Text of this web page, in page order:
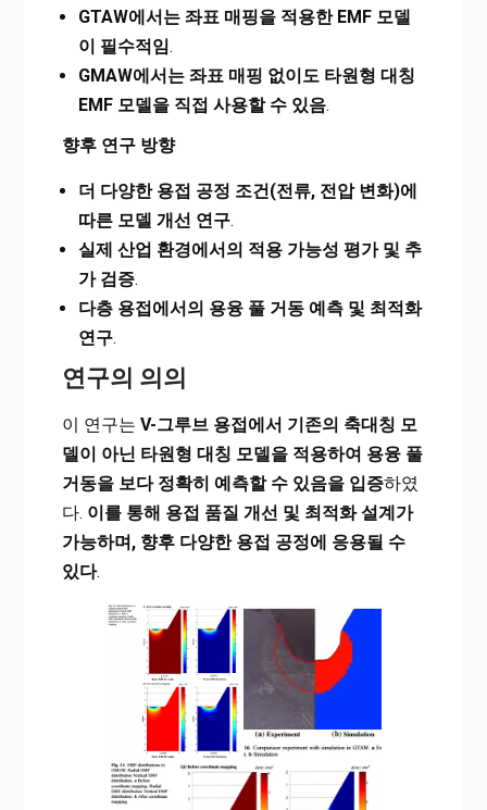
GTAW에서는 좌표 매핑을 적용한 EMF 모델
이 필수적임.
GMAW에서는 좌표 매핑 없이도 타원형 대칭
EMF 모델을 직접 사용할 수 있음.
향후 연구 방향
더 다양한 용접 공정 조건(전류, 전압 변화)에
따른 모델 개선 연구.
실제 산업 환경에서의 적용 가능성 평가 및 추
가 검증.
다층 용접에서의 용융 풀 거동 예측 및 최적화
연구.
연구의 의의
이 연구는 V-그루브 용접에서 기존의 축대칭 모
델이 아닌 타원형 대칭 모델을 적용하여 용융 풀
거동을 보다 정확히 예측할 수 있음을 입증하였
다. 이를 통해 용접 품질 개선 및 최적화 설계가
가능하며, 향후 다양한 용접 공정에 응용될 수
있다.